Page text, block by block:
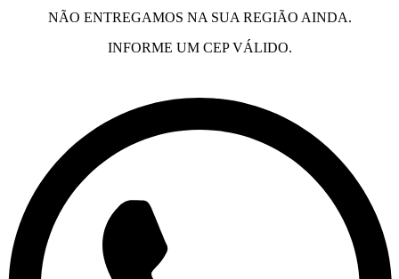
NÃO ENTREGAMOS NA SUA REGIÃO AINDA.
INFORME UM CEP VÁLIDO.